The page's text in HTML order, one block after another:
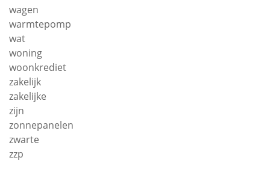
wagen
warmtepomp
wat
woning
woonkrediet
zakelijk
zakelijke
zijn
zonnepanelen
zwarte
zzp